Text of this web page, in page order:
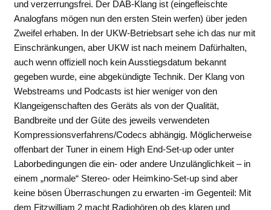
und verzerrungsfrei. Der DAB-Klang ist (eingefleischte
Analogfans mögen nun den ersten Stein werfen) über jeden
Zweifel erhaben. In der UKW-Betriebsart sehe ich das nur mit
Einschränkungen, aber UKW ist nach meinem Dafürhalten,
auch wenn offiziell noch kein Ausstiegsdatum bekannt
gegeben wurde, eine abgekündigte Technik. Der Klang von
Webstreams und Podcasts ist hier weniger von den
Klangeigenschaften des Geräts als von der Qualität,
Bandbreite und der Güte des jeweils verwendeten
Kompressionsverfahrens/Codecs abhängig. Möglicherweise
offenbart der Tuner in einem High End-Set-up oder unter
Laborbedingungen die ein- oder andere Unzulänglichkeit – in
einem „normale“ Stereo- oder Heimkino-Set-up sind aber
keine bösen Überraschungen zu erwarten -im Gegenteil: Mit
dem Fitzwilliam 2 macht Radiohören ob des klaren und